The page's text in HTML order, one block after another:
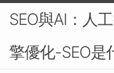
SEO與AI：人
擎優化-SEO是